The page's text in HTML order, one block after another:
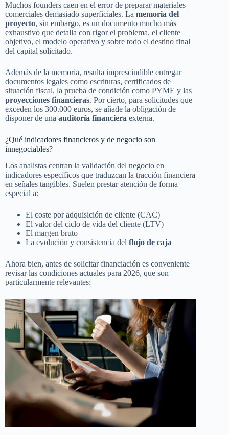
Muchos founders caen en el error de preparar materiales
comerciales demasiado superficiales. La memoria del
proyecto, sin embargo, es un documento mucho más
exhaustivo que detalla con rigor el problema, el cliente
objetivo, el modelo operativo y sobre todo el destino final
del capital solicitado.
Además de la memoria, resulta imprescindible entregar
documentos legales como escrituras, certificados de
situación fiscal, la prueba de condición como PYME y las
proyecciones financieras. Por cierto, para solicitudes que
exceden los 300.000 euros, se añade la obligación de
disponer de una auditoría financiera externa.
¿Qué indicadores financieros y de negocio son
innegociables?
Los analistas centran la validación del negocio en
indicadores específicos que traduzcan la tracción financiera
en señales tangibles. Suelen prestar atención de forma
especial a:
El coste por adquisición de cliente (CAC)
El valor del ciclo de vida del cliente (LTV)
El margen bruto
La evolución y consistencia del flujo de caja
Ahora bien, antes de solicitar financiación es conveniente
revisar las condiciones actuales para 2026, que son
particularmente relevantes: